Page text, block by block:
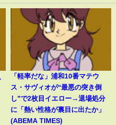
「軽率だな」浦和10番マテウ
ス・サヴィオが“最悪の突き倒
し”で2枚目イエロー→退場処分
に「熱い性格が裏目に出たか」
(ABEMA TIMES)